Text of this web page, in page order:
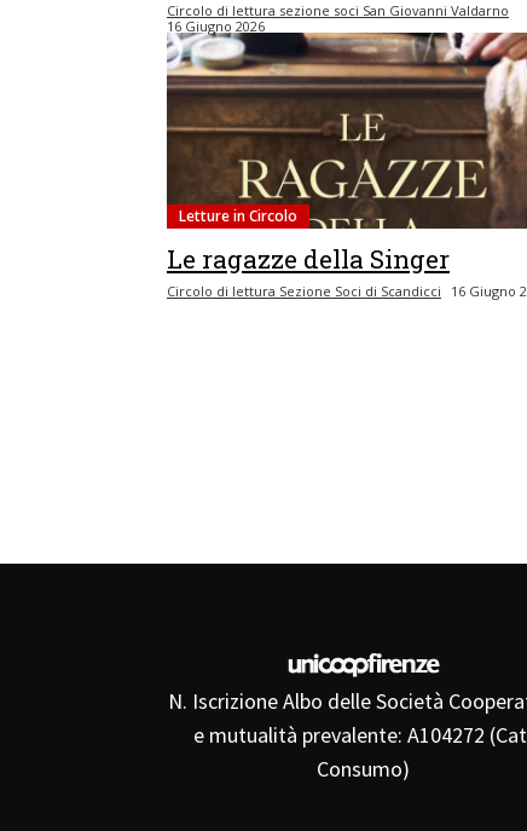
Circolo di lettura sezione soci San Giovanni Valdarno
16 Giugno 2026
Letture in Circolo
Le ragazze della Singer
Circolo di lettura Sezione Soci di Scandicci 16 Giugno
N. Iscrizione Albo delle Società
e mutualità prevalente: A104272
Consumo)